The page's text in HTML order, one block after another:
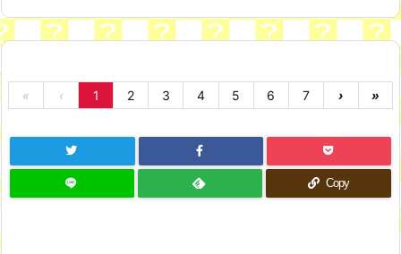
« ‹ 1 2 3 4 5 6 7 › »
Copy